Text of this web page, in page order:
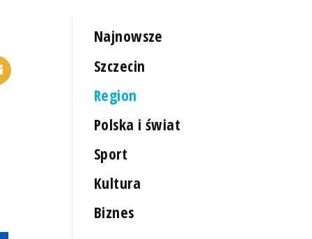
Najnowsze
Szczecin
Region
Polska i świat
Sport
Kultura
Biznes